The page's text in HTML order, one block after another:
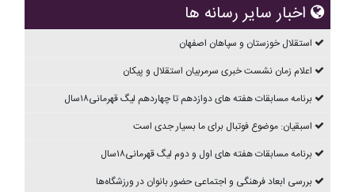
اخبار سایر رسانه ها
استقلال خوزستان و سپاهان اصفهان
اعلام زمان نشست خبری سرمربیان استقلال و پیکان
برنامه مسابقات هفته های دوازدهم تا چهاردهم ليگ قهرمانی۱۸سال
اسبقیان: موضوع فوتبال برای ما بسیار جدی است
برنامه مسابقات هفته های اول و دوم ليگ قهرمانی۱۸سال
بررسی ابعاد فرهنگی و اجتماعی حضور بانوان در ورزشگاه‌ها